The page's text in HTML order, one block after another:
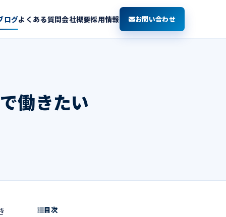
ログよくある質問会社概要採用情報 お問い合わせ
働きたい
目次